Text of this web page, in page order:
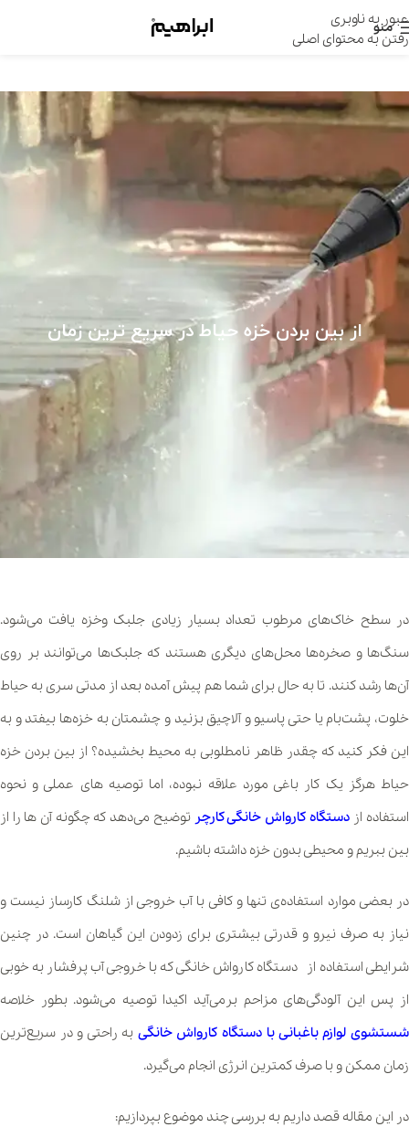
عبور به ناوبری
رفتن به محتوای اصلی
منو
از بین بردن خزه حیاط در سریع ترین زمان
در سطح خاک‌های مرطوب تعداد بسیار زیادی جلبک وخزه یافت می‌شود.
سنگ‌ها و صخره‌ها محل‌های دیگری هستند که جلبک‌ها می‌توانند بر روی
آن‌ها رشد کنند. تا به حال برای شما هم پیش آمده بعد از مدتی سری به حیاط
خلوت، پشت‌بام یا حتی پاسیو و آلاچیق بزنید و چشمتان به خزه‌ها بیفتد و به
این فکر کنید که چقدر ظاهر نامطلوبی به محیط بخشیده؟ از بین بردن خزه
حیاط هرگز یک کار باغی مورد علاقه نبوده، اما توصیه های عملی و نحوه
استفاده از دستگاه کارواش خانگی کارچر توضیح می‌دهد که چگونه آن ها را از
بین ببریم و محیطی بدون خزه داشته باشیم.
در بعضی موارد استفاده‌ی تنها و کافی با آب خروجی از شلنگ کارساز نیست و
نیاز به صرف نیرو و قدرتی بیشتری برای زدودن این گیاهان است. در چنین
شرایطی استفاده از دستگاه کارواش خانگی که با خروجی آب پرفشار به خوبی
از پس این آلودگی‌های مزاحم برمی‌آید اکیدا توصیه می‌شود. بطور خلاصه
شستشوی لوازم باغبانی با دستگاه کارواش خانگی به راحتی و در سریع‌ترین
زمان ممکن و با صرف کمترین انرژی انجام می‌گیرد.
در این مقاله قصد داریم به بررسی چند موضوع بپردازیم: